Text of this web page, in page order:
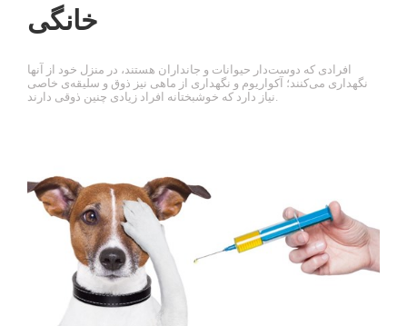
خانگی
افرادی که دوست‌دار حیوانات و جانداران هستند، در منزل خود از آنها
نگهداری می‌کنند؛ آکواریوم و نگهداری از ماهی نیز ذوق و سلیقه‌ی خاصی
نیاز دارد که خوشبختانه افراد زیادی چنین ذوقی دارند.